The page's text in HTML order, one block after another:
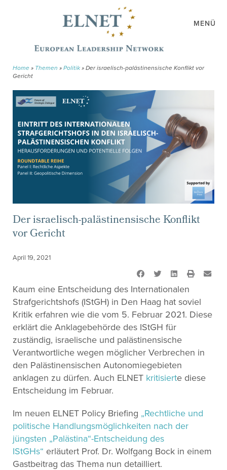
MENÜ
Home » Themen » Politik» Der israelisch-palästinensische Konflikt vor
Gericht
Der israelisch-palästinensische Konflikt
vor Gericht
April 19, 2021
Kaum eine Entscheidung des Internationalen
Strafgerichtshofs (IStGH) in Den Haag hat soviel
Kritik erfahren wie die vom 5. Februar 2021. Diese
erklärt die Anklagebehörde des IStGH für
zuständig, israelische und palästinensische
Verantwortliche wegen möglicher Verbrechen in
den Palästinensischen Autonomiegebieten
anklagen zu dürfen. Auch ELNET kritisierte diese
Entscheidung im Februar.
Im neuen ELNET Policy Briefing „Rechtliche und
politische Handlungsmöglichkeiten nach der
jüngsten „Palästina“-Entscheidung des
IStGHs“ erläutert Prof. Dr. Wolfgang Bock in einem
Gastbeitrag das Thema nun detailliert.